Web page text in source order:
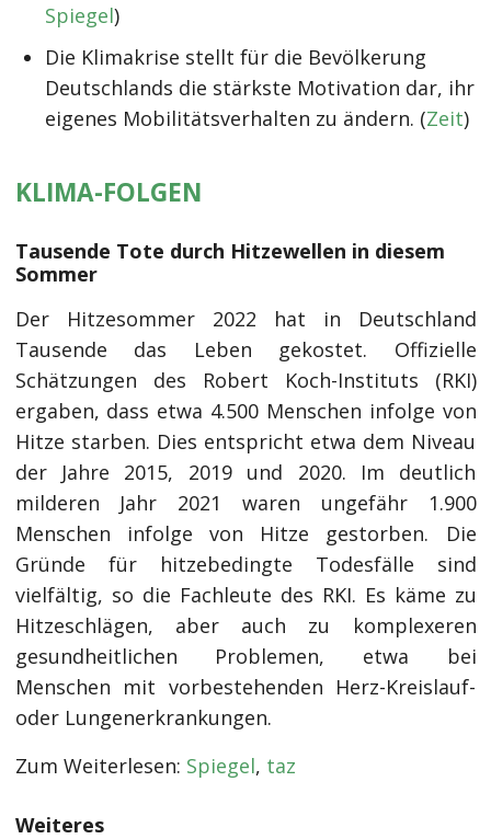
Spiegel)
Die Klimakrise stellt für die Bevölkerung
Deutschlands die stärkste Motivation dar, ihr
eigenes Mobilitätsverhalten zu ändern. (Zeit)
KLIMA-FOLGEN
Tausende Tote durch Hitzewellen in diesem
Sommer
Der Hitzesommer 2022 hat in Deutschland
Tausende das Leben gekostet. Offizielle
Schätzungen des Robert Koch-Instituts (RKI)
ergaben, dass etwa 4.500 Menschen infolge von
Hitze starben. Dies entspricht etwa dem Niveau
der Jahre 2015, 2019 und 2020. Im deutlich
milderen Jahr 2021 waren ungefähr 1.900
Menschen infolge von Hitze gestorben. Die
Gründe für hitzebedingte Todesfälle sind
vielfältig, so die Fachleute des RKI. Es käme zu
Hitzeschlägen, aber auch zu komplexeren
gesundheitlichen Problemen, etwa bei
Menschen mit vorbestehenden Herz-Kreislauf-
oder Lungenerkrankungen.
Zum Weiterlesen: Spiegel, taz
Weiteres